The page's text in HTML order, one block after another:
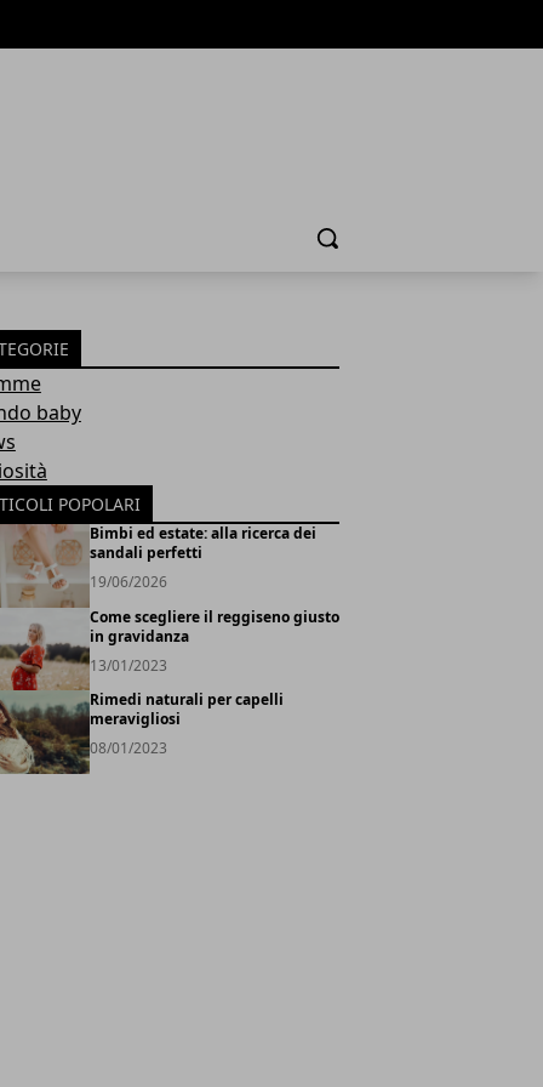
Cerca
baby
POPOLARI
Bimbi ed estate: alla ricerca dei
sandali perfetti
19/06/2026
Come scegliere il reggiseno giusto
in gravidanza
13/01/2023
Rimedi naturali per capelli
meravigliosi
08/01/2023